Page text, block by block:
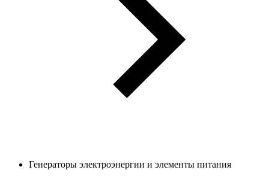
Генераторы электроэнергии и элементы питания